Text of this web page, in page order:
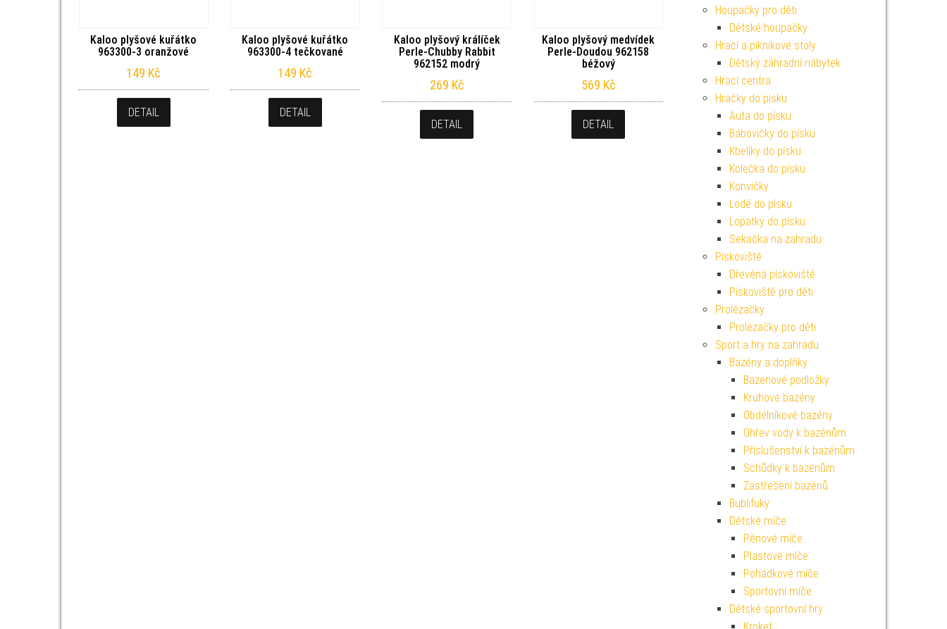
Kaloo plyšové kuřátko
963300-3 oranžové
149 Kč
DETAIL
Kaloo plyšové kuřátko
963300-4 tečkované
149 Kč
DETAIL
Kaloo plyšový králíček
Perle-Chubby Rabbit
962152 modrý
269 Kč
DETAIL
Kaloo plyšový medvídek
Perle-Doudou 962158
béžový
569 Kč
DETAIL
Houpačky pro děti
Dětské houpačky
Hrací a piknikové stoly
Dětský záhradní nábytek
Hrací centra
Hračky do písku
Auta do písku
Bábovičky do písku
Kbelíky do písku
Kolečka do písku
Konvičky
Lodě do písku
Lopatky do písku
Sekačka na zahradu
Pískoviště
Dřevěná pískoviště
Pískoviště pro děti
Prolézačky
Prolézačky pro děti
Sport a hry na zahradu
Bazény a doplňky
Bazénové podložky
Kruhové bazény
Obdélníkové bazény
Ohřev vody k bazénům
Příslušenství k bazénům
Schůdky k bazénům
Zastřešení bazénů
Bublifuky
Dětské míče
Pěnové míče
Plastové míče
Pohádkové míče
Sportovní míče
Dětské sportovní hry